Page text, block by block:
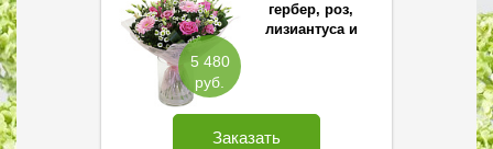
5 480
руб.
гербер, роз,
лизиантуса и
Заказать